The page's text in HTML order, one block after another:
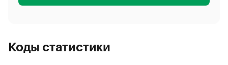
Коды статистики